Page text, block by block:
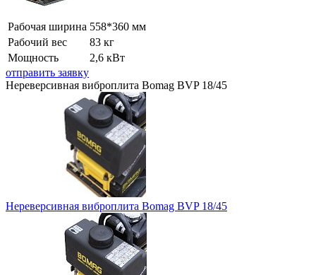
Рабочая ширина 558*360 мм
Рабочий вес
83 кг
Мощность
2,6 кВт
отправить заявку
Нереверсивная виброплита Bomag BVP 18/45
Нереверсивная виброплита Bomag BVP 18/45